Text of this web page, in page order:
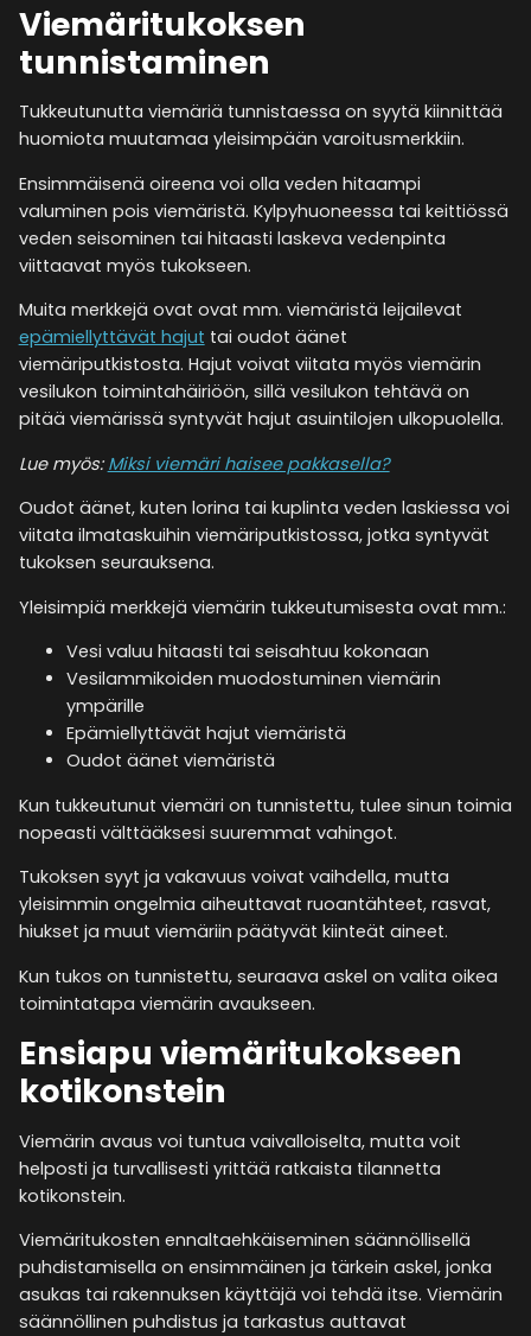
Viemäritukoksen
tunnistaminen
Tukkeutunutta viemäriä tunnistaessa on syytä kiinnittää
huomiota muutamaa yleisimpään varoitusmerkkiin.
Ensimmäisenä oireena voi olla veden hitaampi
valuminen pois viemäristä. Kylpyhuoneessa tai keittiössä
veden seisominen tai hitaasti laskeva vedenpinta
viittaavat myös tukokseen.
Muita merkkejä ovat ovat mm. viemäristä leijailevat
epämiellyttävät hajut tai oudot äänet
viemäriputkistosta. Hajut voivat viitata myös viemärin
vesilukon toimintahäiriöön, sillä vesilukon tehtävä on
pitää viemärissä syntyvät hajut asuintilojen ulkopuolella.
Lue myös: Miksi viemäri haisee pakkasella?
Oudot äänet, kuten lorina tai kuplinta veden laskiessa voi
viitata ilmataskuihin viemäriputkistossa, jotka syntyvät
tukoksen seurauksena.
Yleisimpiä merkkejä viemärin tukkeutumisesta ovat mm.:
Vesi valuu hitaasti tai seisahtuu kokonaan
Vesilammikoiden muodostuminen viemärin
ympärille
Epämiellyttävät hajut viemäristä
Oudot äänet viemäristä
Kun tukkeutunut viemäri on tunnistettu, tulee sinun toimia
nopeasti välttääksesi suuremmat vahingot.
Tukoksen syyt ja vakavuus voivat vaihdella, mutta
yleisimmin ongelmia aiheuttavat ruoantähteet, rasvat,
hiukset ja muut viemäriin päätyvät kiinteät aineet.
Kun tukos on tunnistettu, seuraava askel on valita oikea
toimintatapa viemärin avaukseen.
Ensiapu viemäritukokseen
kotikonstein
Viemärin avaus voi tuntua vaivalloiselta, mutta voit
helposti ja turvallisesti yrittää ratkaista tilannetta
kotikonstein.
Viemäritukosten ennaltaehkäiseminen säännöllisellä
puhdistamisella on ensimmäinen ja tärkein askel, jonka
asukas tai rakennuksen käyttäjä voi tehdä itse. Viemärin
säännöllinen puhdistus ja tarkastus auttavat